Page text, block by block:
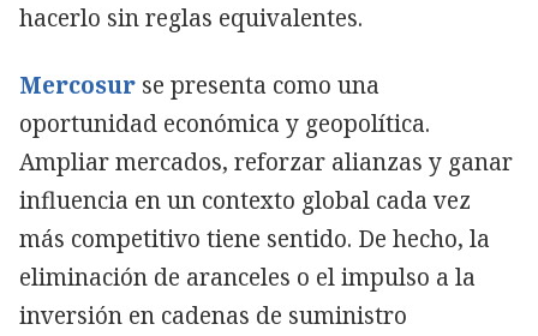
hacerlo sin reglas equivalentes.
Mercosur se presenta como una
oportunidad económica y geopolítica.
Ampliar mercados, reforzar alianzas y ganar
influencia en un contexto global cada vez
más competitivo tiene sentido. De hecho, la
eliminación de aranceles o el impulso a la
inversión en cadenas de suministro